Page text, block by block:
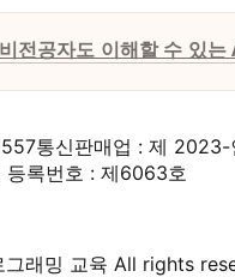
비전공자도 이해할 수 있는
통신판매업 : 제
등록번호 : 제6063호
래밍 교육 All rights